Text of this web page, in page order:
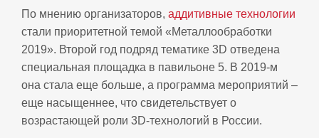
По мнению организаторов, аддитивные технологии
стали приоритетной темой «Металлообработки
2019». Второй год подряд тематике 3D отведена
специальная площадка в павильоне 5. В 2019-м
она стала еще больше, а программа мероприятий –
еще насыщеннее, что свидетельствует о
возрастающей роли 3D-технологий в России.